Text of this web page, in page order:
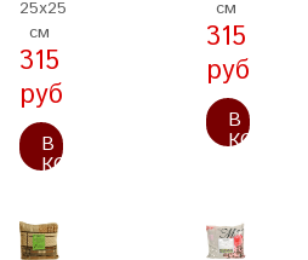
25x25
см
315
руб
В
КОРЗИНУ
см
315
руб
В
КОРЗИНУ